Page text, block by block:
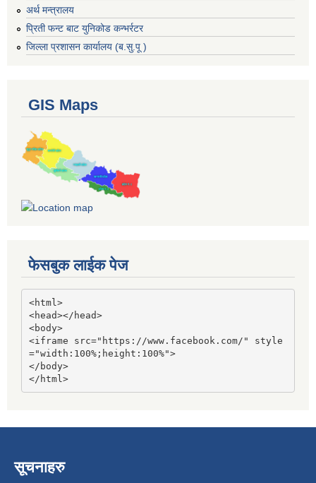
अर्थ मन्त्रालय
प्रिती फन्ट बाट युनिकोड कन्भर्रटर
जिल्ला प्रशासन कार्यालय (ब.सु.पू )
GIS Maps
फेसबुक लाईक पेज
<html>
<head></head>
<body>
<iframe src="https://www.facebook.com/" style
="width:100%;height:100%">
</body>
</html>
सूचनाहरु